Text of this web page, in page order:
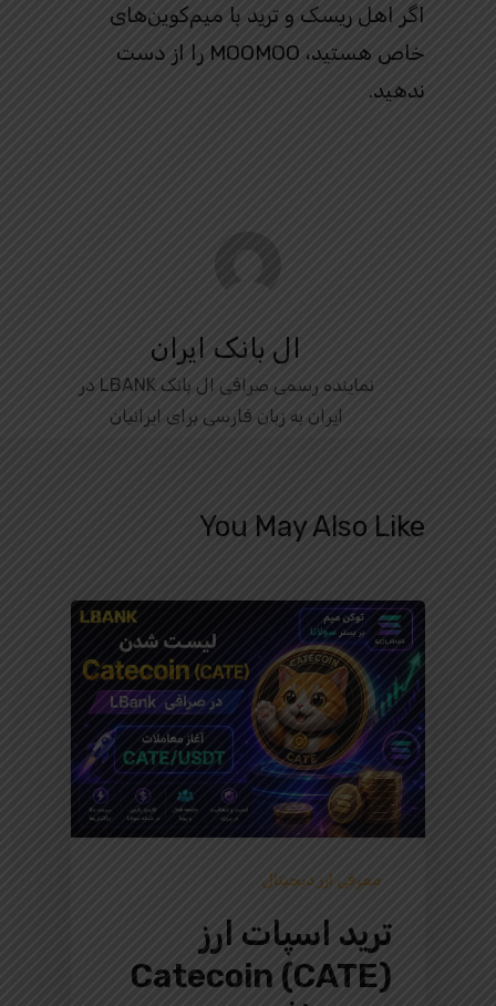
اگر اهل ریسک و ترید با میم‌کوین‌های
خاص هستید، MOOMOO را از دست
ندهید.
ال بانک ایران
نماینده رسمی صرافی ال بانک LBANK در
ایران به زبان فارسی برای ایرانیان
You May Also Like
معرفی ارز دیجیتال
ترید اسپات ارز
Catecoin (CATE)